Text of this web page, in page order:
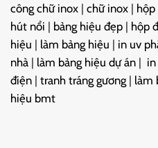
công chữ inox | chữ inox |
hút nổi | bảng hiệu đẹp | hộp
hiệu | làm bảng hiệu | in uv
nhà | làm bảng hiệu dự án |
điện | tranh tráng gương | làm
hiệu bmt